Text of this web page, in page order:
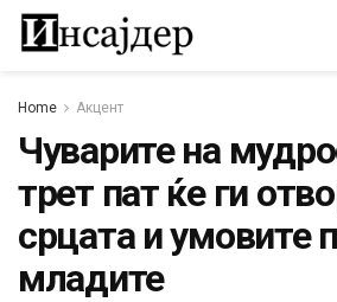
Home Акцент
Чуварите на
трет пат ќе ги
срцата и умовите
младите